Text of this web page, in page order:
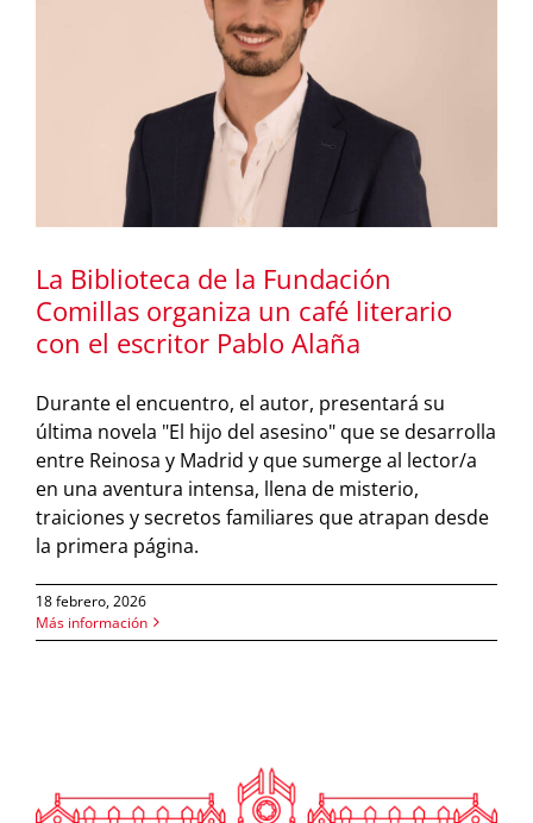
La Biblioteca de la Fundación
Comillas organiza un café literario
con el escritor Pablo Alaña
Durante el encuentro, el autor, presentará su
última novela "El hijo del asesino" que se desarrolla
entre Reinosa y Madrid y que sumerge al lector/a
en una aventura intensa, llena de misterio,
traiciones y secretos familiares que atrapan desde
la primera página.
18 febrero, 2026
Más información